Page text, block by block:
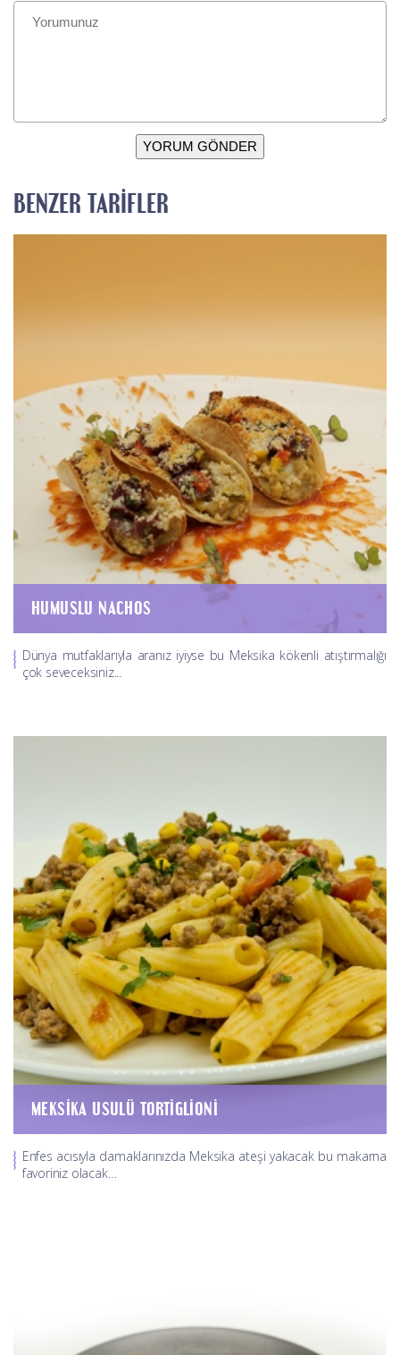
YORUM GÖNDER
BENZER TARIFLER
HUMUSLU NACHOS
Dünya mutfaklarıyla aranız iyiyse bu Meksika kökenli atıştırmalığı
çok seveceksiniz...
MEKSIKA USULÜ TORTIGLIONI
Enfes acısıyla damaklarınızda Meksika ateşi yakacak bu makarna
favoriniz olacak…